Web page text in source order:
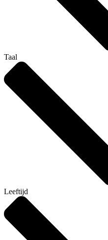
Taal
Leeftijd